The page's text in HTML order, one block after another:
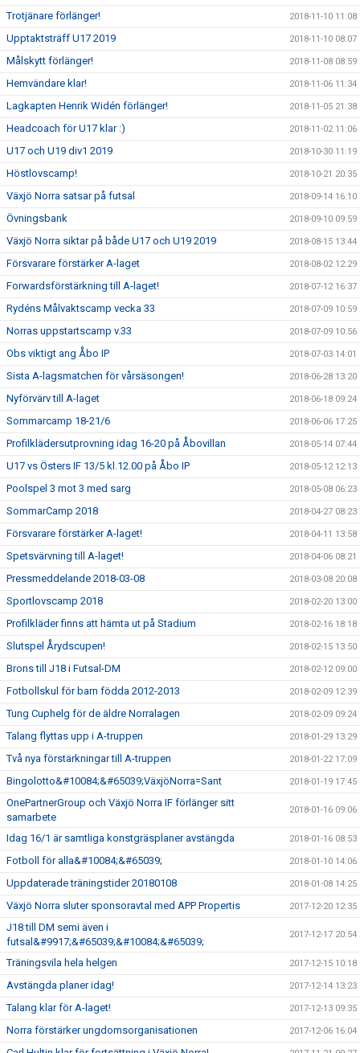
Trotjänare förlänger! 2018-11-10 11:08
Upptaktsträff U17 2019 2018-11-10 08:07
Målskytt förlänger! 2018-11-08 08:59
Hemvändare klar! 2018-11-06 11:34
Lagkapten Henrik Widén förlänger! 2018-11-05 21:38
Headcoach för U17 klar :) 2018-11-02 11:06
U17 och U19 div1 2019 2018-10-30 11:19
Höstlovscamp! 2018-10-21 20:35
Växjö Norra satsar på futsal 2018-09-14 16:10
Övningsbank 2018-09-10 09:59
Växjö Norra siktar på både U17 och U19 2019 2018-08-15 13:44
Försvarare förstärker A-laget 2018-08-02 12:29
Forwardsförstärkning till A-laget! 2018-07-12 16:37
Rydéns Målvaktscamp vecka 33 2018-07-09 10:59
Norras uppstartscamp v.33 2018-07-09 10:56
Obs viktigt ang Åbo IP 2018-07-03 14:01
Sista A-lagsmatchen för vårsäsongen! 2018-06-28 13:20
Nyförvärv till A-laget 2018-06-18 09:24
Sommarcamp 18-21/6 2018-06-06 17:25
Profilklädersutprovning idag 16-20 på Åbovillan 2018-05-14 07:44
U17 vs Östers IF 13/5 kl.12.00 på Åbo IP 2018-05-12 12:13
Poolspel 3 mot 3 med sarg 2018-05-08 06:23
SommarCamp 2018 2018-04-27 08:23
Försvarare förstärker A-laget! 2018-04-11 13:58
Spetsvärvning till A-laget! 2018-04-06 08:21
Pressmeddelande 2018-03-08 2018-03-08 20:08
Sportlovscamp 2018 2018-02-20 13:00
Profilkläder finns att hämta ut på Stadium 2018-02-16 18:18
Slutspel Årydscupen! 2018-02-15 13:50
Brons till J18 i Futsal-DM 2018-02-12 09:00
Fotbollskul för barn födda 2012-2013 2018-02-09 12:39
Tung Cuphelg för de äldre Norralagen 2018-02-09 09:24
Talang flyttas upp i A-truppen 2018-01-29 13:29
Två nya förstärkningar till A-truppen 2018-01-22 17:09
Bingolotto&#10084;&#65039;VäxjöNorra=Sant 2018-01-19 17:45
OnePartnerGroup och Växjö Norra IF förlänger sitt
samarbete
2018-01-16 09:06
Idag 16/1 är samtliga konstgräsplaner avstängda 2018-01-16 08:53
Fotboll för alla&#10084;&#65039; 2018-01-10 14:06
Uppdaterade träningstider 20180108 2018-01-08 14:25
Växjö Norra sluter sponsoravtal med APP Propertis 2017-12-20 12:35
J18 till DM semi även i
futsal&#9917;&#65039;&#10084;&#65039;
2017-12-17 20:54
Träningsvila hela helgen 2017-12-15 10:18
Avstängda planer idag! 2017-12-14 13:23
Talang klar för A-laget! 2017-12-13 09:35
Norra förstärker ungdomsorganisationen 2017-12-06 16:04